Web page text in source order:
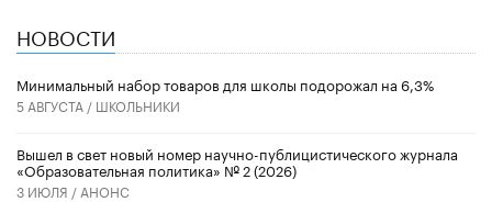
НОВОСТИ
Минимальный набор товаров для школы подорожал на 6,3%
5 АВГУСТА / ШКОЛЬНИКИ
Вышел в свет новый номер научно-публицистического журнала
«Образовательная политика» № 2 (2026)
3 ИЮЛЯ / АНОНС